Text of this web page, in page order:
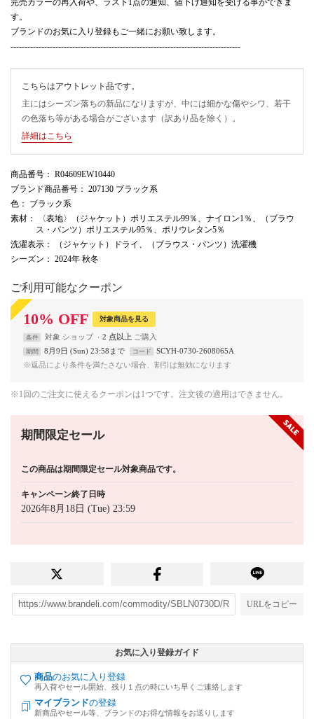
す。
ブランドのお気に入り登録もご一緒にお願い致します。
----------------------------------------------------------------------------------
こちらはアウトレット品です。
主にはシーズン落ちの新品になりますが、中には細かな傷やシワ、若干
の色落ち等がある場合がございます（訳あり品を除く）。
詳細はこちら
商品番号 ： R04609EW10440
ブランド商品番号 ： 207130 ブラック系
色 ： ブラック系
素材 ： 〈表地〉（ジャケット）ポリエステル99％、ナイロン1％、（ブラウ
ス・パンツ）ポリエステル95％、ポリウレタン5％
洗濯表示 ： （ジャケット）ドライ、（ブラウス・パンツ）洗濯機
シーズン ： 2024年 秋冬
ご利用可能なクーポン
10% OFF 対象商品を見る
条件 対象 ショップ 2 点以上
期間 8月9日 (Sun) 23:58まで コード
SCYH-0730-2608065A
※返品により条件を満たさない場合、割引は無効になります
※1回のご注文に使えるクーポンは1つです。注文後の適用はできません。
期間限定セール
この商品は期間限定セール対象商品です。
キャンペーン終了日時
2026年8月18日 (Tue) 23:59
URLをコピー
お気に入り登録ガイド
商品のお気に入り登録
再入荷やセール開始、残り１点の時にいち早くご連絡します
マイブランドの登録
新商品やセール等、ブランドのお得な情報をお送りします